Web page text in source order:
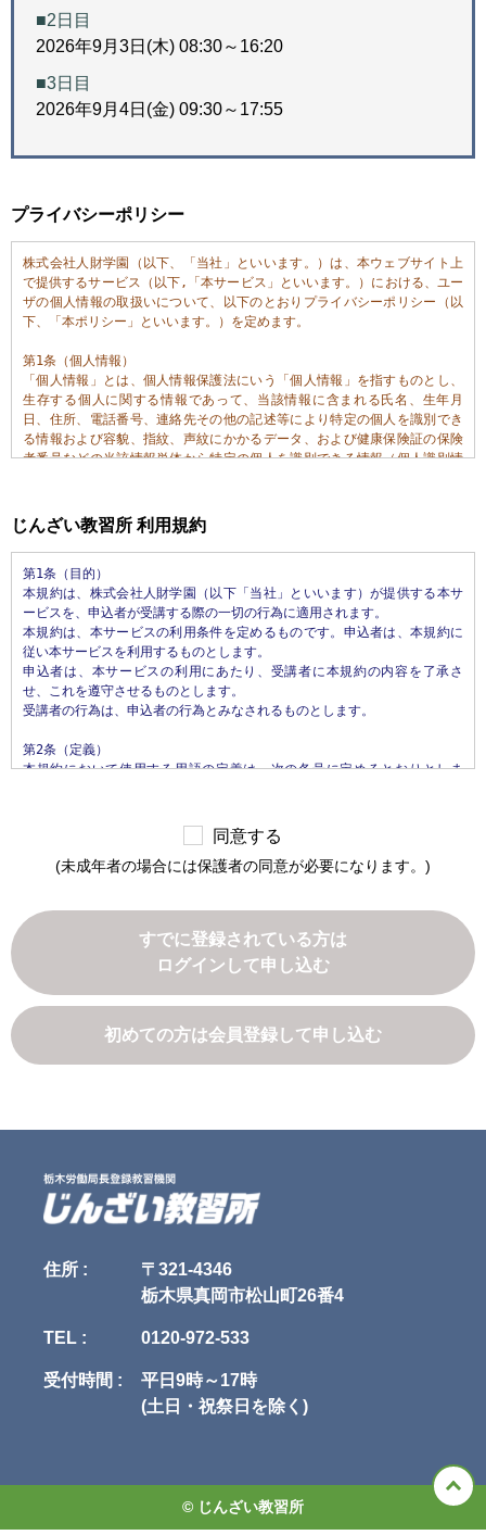
■2日目
2026年9月3日(木) 08:30～16:20
■3日目
2026年9月4日(金) 09:30～17:55
プライバシーポリシー
株式会社人財学園（以下、「当社」といいます。）は、本ウェブサイト上
で提供するサービス（以下,「本サービス」といいます。）における、ユー
ザの個人情報の取扱いについて、以下のとおりプライバシーポリシー（以
下、「本ポリシー」といいます。）を定めます。
第1条（個人情報）
「個人情報」とは、個人情報保護法にいう「個人情報」を指すものとし、
生存する個人に関する情報であって、当該情報に含まれる氏名、生年月
日、住所、電話番号、連絡先その他の記述等により特定の個人を識別でき
る情報および容貌、指紋、声紋にかかるデータ、および健康保険証の保険
者番号などの当該情報単体から特定の個人を識別できる情報（個人識別情
第2条（個人情報の収集方法）
当社は、ユーザが利用登録をする際に氏名、生年月日、住所、電話番号、
メールアドレス、銀行口座番号、運転免許証番号などの個人情報をお尋ね
することがあります。また、ユーザと提携先などとの間でなされたユーザ
の個人情報を含む取引記録や決済に関する情報を,当社の提携先（情報提供
元、広告主、広告配信先などを含みます。以下、｢提携先｣といいます。）
などから収集することがあります。
第3条（個人情報を収集・利用する目的）
当社が個人情報を収集・利用する目的は、以下のとおりです。
1.当社サービスの提供・運営のため
む）
3.ユーザが利用中のサービスの新機能、更新情報、キャンペーン等および
5.利用規約に違反したユーザや、不正・不当な目的でサービスを利用しよ
うとするユーザの特定をし、ご利用をお断りするため
6.ユーザにご自身の登録情報の閲覧や変更、削除、ご利用状況の閲覧を行
7.有料サービスにおいて、ユーザに利用料金を請求するため
8.上記の利用目的に付随する目的
第4条（利用目的の変更）
当社は、利用目的が変更前と関連性を有すると合理的に認められる場合に
限り、個人情報の利用目的を変更するものとします。
利用目的の変更を行った場合には、変更後の目的について、当社所定の方
法により、ユーザに通知し、または本ウェブサイト上に公表するものとし
ます。
1.人の生命、身体または財産の保護のために必要がある場合であって、本
人の同意を得ることが困難であるとき
2.公衆衛生の向上または児童の健全な育成の推進のために特に必要がある
3.国の機関もしくは地方公共団体またはその委託を受けた者が法令の定め
る事務を遂行することに対して協力する必要がある場合であって、本人の
同意を得ることにより当該事務の遂行に支障を及ぼすおそれがあるとき
届出をしたとき
2.第三者に提供されるデータの項目
3.第三者への提供の手段または方法
4.本人の求めに応じて個人情報の第三者への提供を停止すること
1.当社が利用目的の達成に必要な範囲内において個人情報の取扱いの全
部または一部を委託する場合
じんざい教習所 利用規約
第1条（目的）
本規約は、株式会社人財学園（以下「当社」といいます）が提供する本サ
ービスを、申込者が受講する際の一切の行為に適用されます。
本規約は、本サービスの利用条件を定めるものです。申込者は、本規約に
従い本サービスを利用するものとします。
申込者は、本サービスの利用にあたり、受講者に本規約の内容を了承さ
せ、これを遵守させるものとします。
受講者の行為は、申込者の行為とみなされるものとします。
第2条（定義）
本規約において使用する用語の定義は、次の各号に定めるとおりとしま
2.「本サービス」　当社が運営するじんざい教習所（所在地: 栃木県真岡
市松山町26番4）において提供するすべてのサービスをいいます。なお、本
ス利用契約を締結された方をいいます。
4.「受講者」　申込者本人または担当者であって、実際に本サービスを利
用するすべての方をいいます。
5.「本サービス利用契約」　当社と申込者との間で締結される、本サービ
スの利用に関する契約をいいます。
第3条（本規約の範囲）
1. 当社が本規約に付帯関連して別途定める諸規約（以下「諸規約」といい
1. 当社は、当社の裁量により本規約を変更できるものとします。
2. 当社は、前項による本規約の変更にあたり、変更後の本規約の効力発生
日の1か月前 までに、本規約を変更する旨、および変更後の本規約の内容
子メールで通知します。
3. 変更後の本規約の効力発生日以降に、申込者または受講者が本サービス
を利用したときは、本規約の変更に同意したものとみなします。
第5条（当社提供情報）
ラム、テキストその他の教材、写真、イラスト類、画像、映像を含みます
がこれらに限られません。以下「当社提供情報」といいます）に関する、
著作権（著作権法第27条および第28条に定める権利を含みます。以下同
2. 当社は、当社提供情報について、その完全性、正確性、有用性、特定目
的適合性、第三者の権利の非侵害性等を一切、保証せず、またこれらを調
査する義務を負わないものとします。
3. 申込者および受講者は、当社提供情報を、当社の事前の承諾を得ること
同意する
(未成年者の場合には保護者の同意が必要になります。)
すでに登録されている方は
ログインして申し込む
初めての方は会員登録して申し込む
住所 :
〒321-4346
栃木県真岡市松山町26番4
TEL : 0120-972-533
受付時間 :
平日9時～17時
(土日・祝祭日を除く)
© じんざい教習所